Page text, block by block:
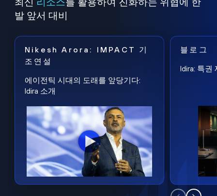
발 앞서 대비
Nikesh Arora: IMPACT 기
조연설
에이전틱 시대의 도래를 앞당기다:
Idira 소개
블로그
Idira: 특권